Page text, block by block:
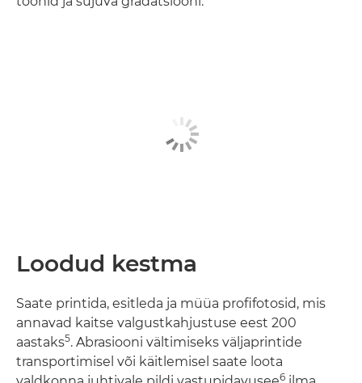
Loodud kestma
Saate printida, esitleda ja müüa profifotosid, mis
annavad kaitse valgustkahjustuse eest 200
aastaks5. Abrasiooni vältimiseks väljaprintide
transportimisel või käitlemisel saate loota
6